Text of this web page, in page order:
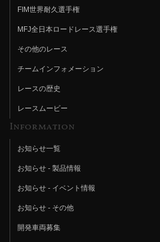
FIM世界耐久選手権
MFJ全日本ロードレース選手権
その他のレース
チームインフォメーション
レースの歴史
レースムービー
Information
お知らせ一覧
お知らせ - 製品情報
お知らせ - イベント情報
お知らせ - その他
開発車両募集